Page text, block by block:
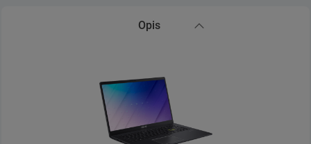
Opis
Zwiń sekcję Opis